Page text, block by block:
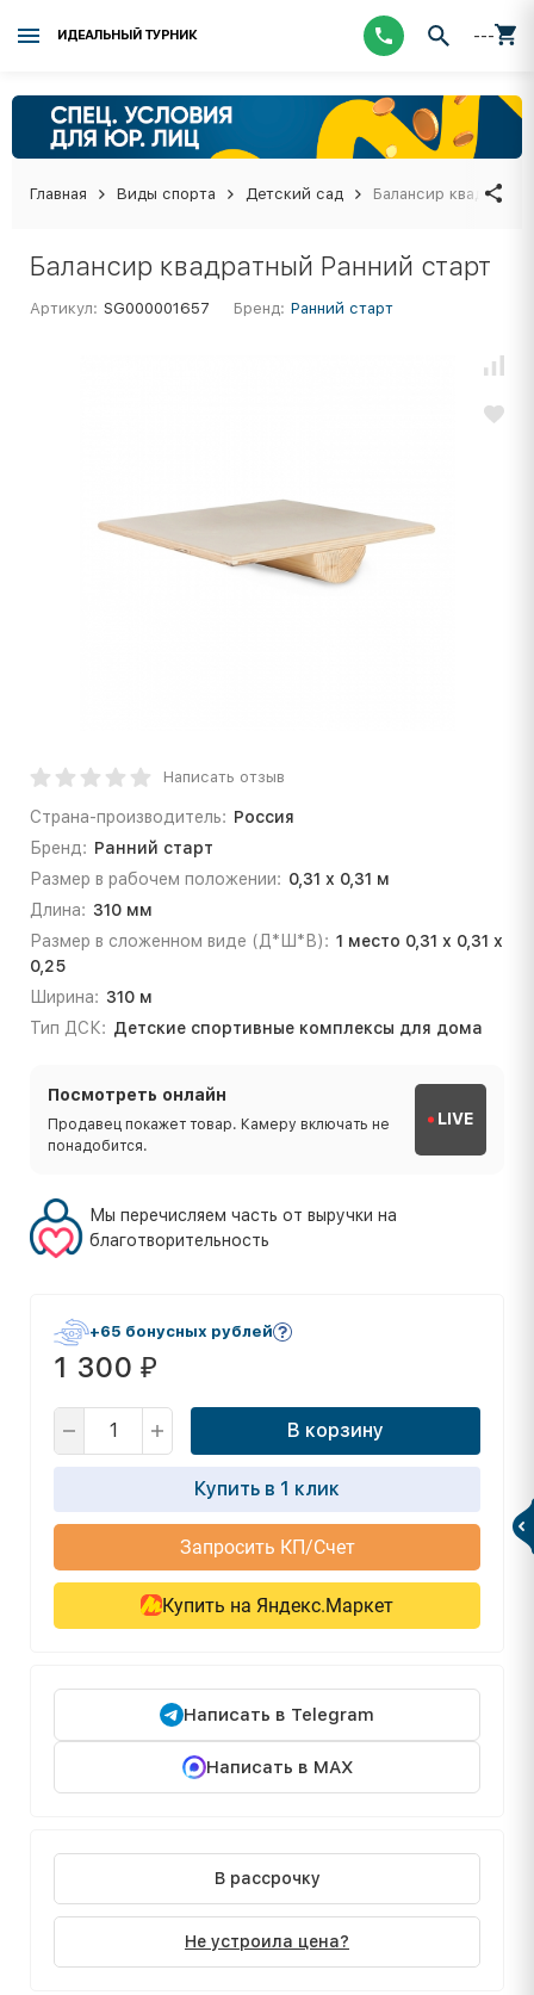
ИДЕАЛЬНЫЙ ТУРНИК ---
Главная Виды спорта Детский сад Балансир
Балансир квадратный Ранний старт
Артикул: SG000001657 Бренд: Ранний старт
Написать отзыв
Страна-производитель: Россия
Бренд: Ранний старт
Размер в рабочем положении: 0,31 х 0,31 м
Длина: 310 мм
Размер в сложенном виде (Д*Ш*В): 1 место 0,31 х 0,31 х
0,25
Ширина: 310 м
Тип ДСК: Детские спортивные комплексы для дома
Посмотреть онлайн
Продавец покажет товар. Камеру включать не
понадобится.
LIVE
Мы перечисляем часть от выручки на
благотворительность
+65 бонусных рублей
1 300 ₽
В корзину
Купить в 1 клик
Запросить КП/Счет
Купить на Яндекс.Маркет
Написать в Telegram
Написать в MAX
В рассрочку
Не устроила цена?